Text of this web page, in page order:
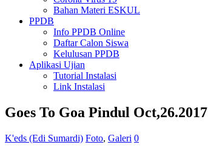
Bahan Materi ESKUL
PPDB
Info PPDB Online
Daftar Calon Siswa
Kelulusan PPDB
Aplikasi Ujian
Tutorial Instalasi
Link Instalasi
Goes To Goa Pindul Oct,26.2017
K'eds (Edi Sumardi) Foto, Galeri 0